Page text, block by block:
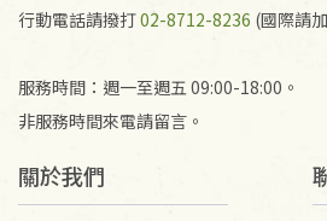
行動電話請撥打02-8712-8236 (國際請
服務時間：週一至週五 09:00-18:00。
非服務時間來電請留言。
關於我們